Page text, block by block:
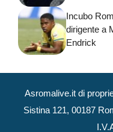
Incubo
dirigente a
Endrick
Asromalive.it di
Sistina 121, 00187